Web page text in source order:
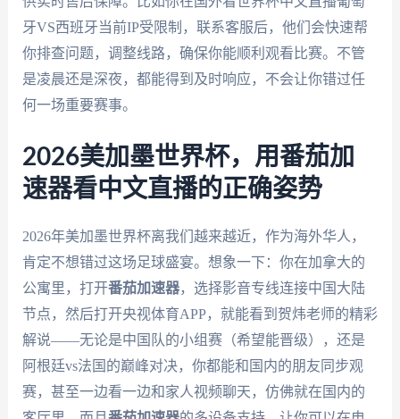
牙VS西班牙当前IP受限制，联系客服后，他们会快速帮
你排查问题，调整线路，确保你能顺利观看比赛。不管
是凌晨还是深夜，都能得到及时响应，不会让你错过任
何一场重要赛事。
2026美加墨世界杯，用番茄加
速器看中文直播的正确姿势
2026年美加墨世界杯离我们越来越近，作为海外华人，
肯定不想错过这场足球盛宴。想象一下：你在加拿大的
公寓里，打开番茄加速器，选择影音专线连接中国大陆
节点，然后打开央视体育APP，就能看到贺炜老师的精彩
解说——无论是中国队的小组赛（希望能晋级），还是
阿根廷vs法国的巅峰对决，你都能和国内的朋友同步观
赛，甚至一边看一边和家人视频聊天，仿佛就在国内的